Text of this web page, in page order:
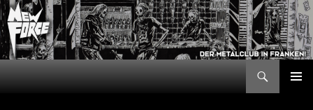
Zum
Inhalt
springen
New Force